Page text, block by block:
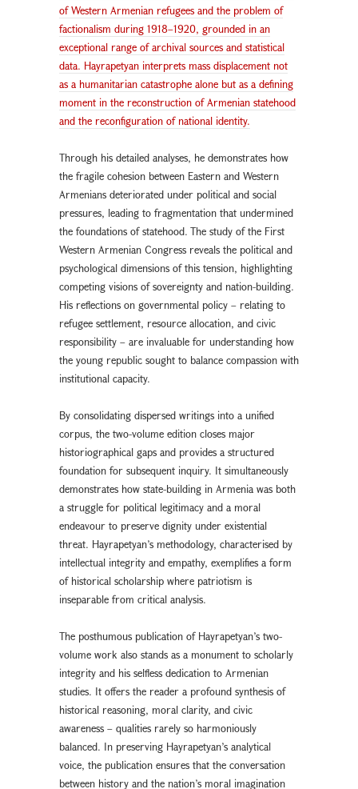
of Western Armenian refugees and the problem of
factionalism during 1918–1920, grounded in an
exceptional range of archival sources and statistical
data. Hayrapetyan interprets mass displacement not
as a humanitarian catastrophe alone but as a defining
moment in the reconstruction of Armenian statehood
and the reconfiguration of national identity.
Through his detailed analyses, he demonstrates how
the fragile cohesion between Eastern and Western
Armenians deteriorated under political and social
pressures, leading to fragmentation that undermined
the foundations of statehood. The study of the First
Western Armenian Congress reveals the political and
psychological dimensions of this tension, highlighting
competing visions of sovereignty and nation-building.
His reflections on governmental policy – relating to
refugee settlement, resource allocation, and civic
responsibility – are invaluable for understanding how
the young republic sought to balance compassion with
institutional capacity.
By consolidating dispersed writings into a unified
corpus, the two-volume edition closes major
historiographical gaps and provides a structured
foundation for subsequent inquiry. It simultaneously
demonstrates how state-building in Armenia was both
a struggle for political legitimacy and a moral
endeavour to preserve dignity under existential
threat. Hayrapetyan’s methodology, characterised by
intellectual integrity and empathy, exemplifies a form
of historical scholarship where patriotism is
inseparable from critical analysis.
The posthumous publication of Hayrapetyan’s two-
volume work also stands as a monument to scholarly
integrity and his selfless dedication to Armenian
studies. It offers the reader a profound synthesis of
historical reasoning, moral clarity, and civic
awareness – qualities rarely so harmoniously
balanced. In preserving Hayrapetyan’s analytical
voice, the publication ensures that the conversation
between history and the nation’s moral imagination